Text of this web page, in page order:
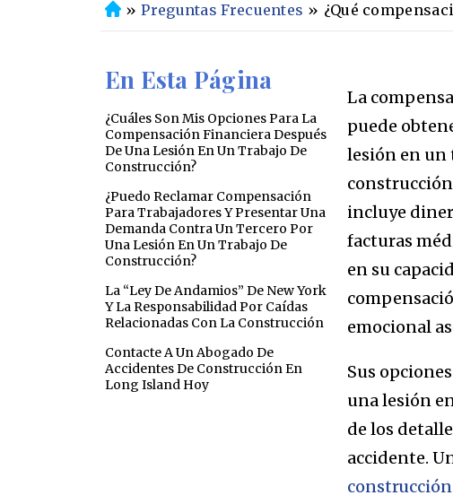
In » Preguntas Frecuentes » ¿Qué
En Esta Página
¿Cuáles Son Mis Opciones Para La
Compensación Financiera Después
De Una Lesión En Un Trabajo De
Construcción?
¿Puedo Reclamar Compensación
Para Trabajadores Y Presentar Una
Demanda Contra Un Tercero Por
Una Lesión En Un Trabajo De
Construcción?
La “Ley De Andamios” De New York
Y La Responsabilidad Por Caídas
Relacionadas Con La Construcción
Contacte A Un Abogado De
Accidentes De Construcción En
Long Island Hoy
La
puede
lesión en un
incluye
facturas
en su
emocional
Sus
una lesión
de los
accidente.